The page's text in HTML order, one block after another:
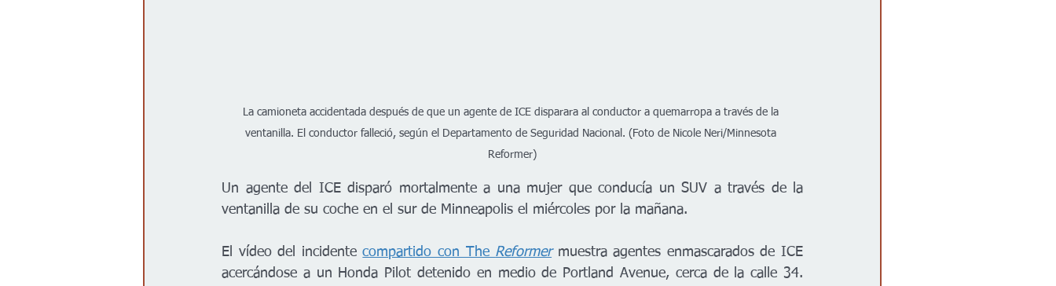
La camioneta accidentada después de que un agente de ICE disparara al conductor a quemarropa a través de la
ventanilla. El conductor falleció, según el Departamento de Seguridad Nacional. (Foto de Nicole Neri/Minnesota
Reformer)
Un agente del ICE disparó mortalmente a una mujer que conducía un SUV a través de la
ventanilla de su coche en el sur de Minneapolis el miércoles por la mañana.
El vídeo del incidente compartido con The Reformer muestra agentes enmascarados de ICE
acercándose a un Honda Pilot detenido en medio de Portland Avenue, cerca de la calle 34.